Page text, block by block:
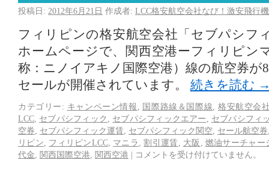
投稿日: 2012年6月21日 作成者: LCC格安航空会社なび！激安飛行
フィリピンの格安航空会社「セブパシフ
ホームページで、関西空港ーフィリピン
称：ニノイアキノ国際空港）線の航空券が
セールが開催されています。 続きを読む
カテゴリー: キャンペーン情報 国際路線＆国際線
格安航空会
LCC セブパシフィック セブパシフィックエアー
セブパシフィ
空券
セブパシフィック運賃 セブパシフィック関空 セール航空券
リピン
フィリピンLCC, マニラ ,割引運賃 大阪
燃油サーチャー
代金
関西国際空港 関西空港 | コメントを受け付けていません。